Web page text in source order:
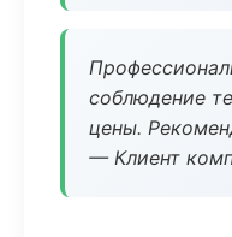
соблюдение
цены.
— Клиент